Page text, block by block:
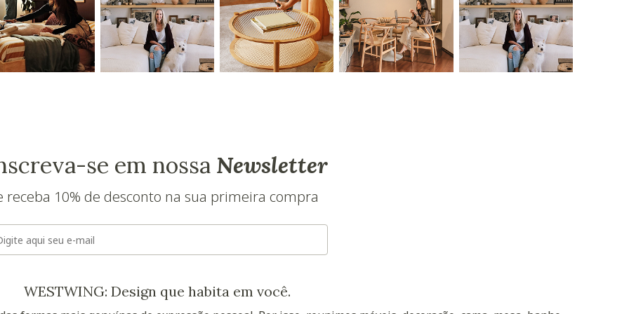
- Sim
- Não
- Garantia do fornecedor de 365 dias contra defeitos
de fabricação.
se em nossa Newsletter
receba 10% de desconto na sua primeira compra
WESTWING: Design que habita em você.